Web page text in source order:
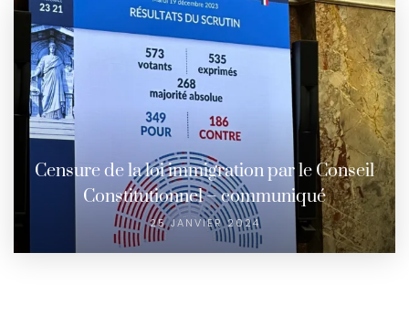
Censure de la loi immigration par le Conseil
Constitutionnel – communiqué
25 JANVIER 2024